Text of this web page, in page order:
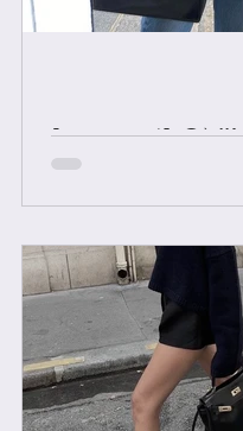
[중요공지]
에르메스 올수공